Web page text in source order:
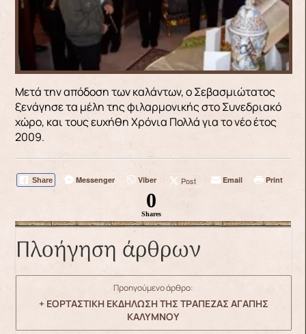
Μετά την απόδοση των καλάντων, ο Σεβασμιώτατος
ξενάγησε τα μέλη της φιλαρμονικής στο Συνεδριακό
χώρο, και τους ευχήθη Χρόνια Πολλά για το νέο έτος
2009.
Share Messenger Viber Post Email Print
0
Shares
Πλοήγηση άρθρων
Προηγούμενο άρθρο:
+ ΕΟΡΤΑΣΤΙΚΗ ΕΚΔΗΛΩΣΗ ΤΗΣ ΤΡΑΠΕΖΑΣ ΑΓΑΠΗΣ
ΚΑΛΥΜΝΟΥ